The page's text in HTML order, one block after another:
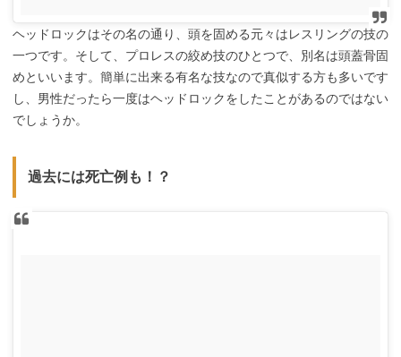
ヘッドロックはその名の通り、頭を固める元々はレスリングの技の
一つです。そして、プロレスの絞め技のひとつで、別名は頭蓋骨固
めといいます。簡単に出来る有名な技なので真似する方も多いです
し、男性だったら一度はヘッドロックをしたことがあるのではない
でしょうか。
過去には死亡例も！？